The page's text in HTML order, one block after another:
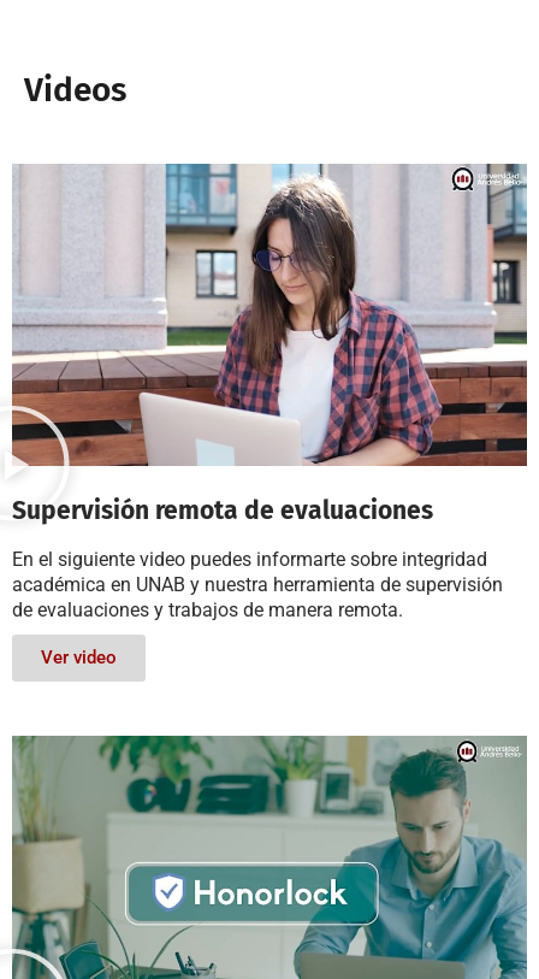
Videos
Supervisión remota de evaluaciones
En el siguiente video puedes informarte sobre integridad
académica en UNAB y nuestra herramienta de supervisión
de evaluaciones y trabajos de manera remota.
Ver video